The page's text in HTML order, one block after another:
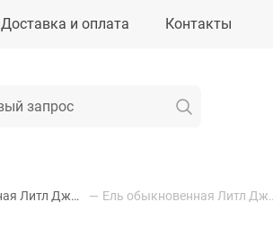
Доставка и оплата Контакты
Ель обыкновенная Литл Джем —